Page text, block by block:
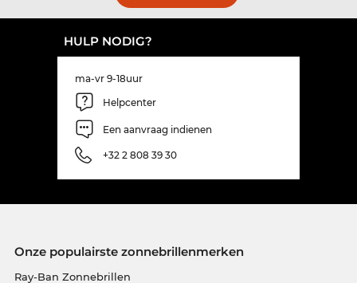
HULP NODIG?
ma-vr 9-18uur
Helpcenter
Een aanvraag indienen
+32 2 808 39 30
Onze populairste zonnebrillenmerken
Ray-Ban Zonnebrillen